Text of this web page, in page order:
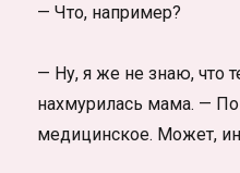
— Что, например?
— Ну, я же не знаю, что
нахмурилась мама. —
медицинское. Может,